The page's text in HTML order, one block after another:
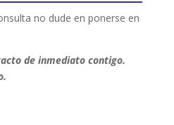
no dude en ponerse en
de inmediato contigo.